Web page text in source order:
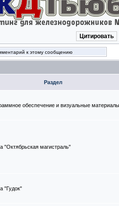
Цитировать
к этому сообщению
Раздел
обеспечение и визуальные материалы
"Октябрьская магистраль"
"Гудок"